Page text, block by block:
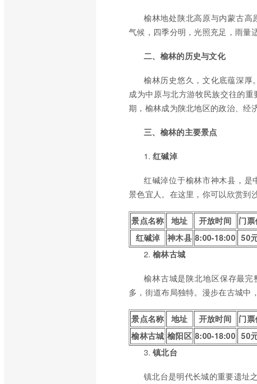
榆林地处陕北高原与内蒙古
气候，四季分明，光照充足，雨量
二、榆林的历史与文化
榆林历史悠久，文化底蕴深厚
成为中原与北方游牧民族交往的
期，榆林成为陕北地区的政治、经
三、榆林的主要景点
1. 红碱淖
红碱淖位于榆林市神木县，是
景色宜人。在这里，你可以欣赏到
景点名称 地址 开放时间
门
红碱淖
神木县 8:00-18:00 50
2. 榆林古城
榆林古城是陕北地区保存最完
多，街道布局独特。漫步在古城中
景点名称 地址 开放时间
门
榆林古城 榆阳区 8:00-18:00 50
3. 镇北台
镇北台是明代长城的重要遗址